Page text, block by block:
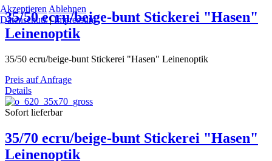
35/50 ecru/beige-bunt Stickerei "Hasen"
Leinenoptik
35/50 ecru/beige-bunt Stickerei "Hasen" Leinenoptik
Preis auf Anfrage
Details
Sofort lieferbar
35/70 ecru/beige-bunt Stickerei "Hasen"
Leinenoptik
Akzeptieren Ablehnen
Datenschutz|Impressum